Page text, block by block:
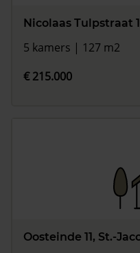
Nicolaas Tulpstraat
5 kamers | 127 m2
€ 215.000
Oosteinde 11, St.-